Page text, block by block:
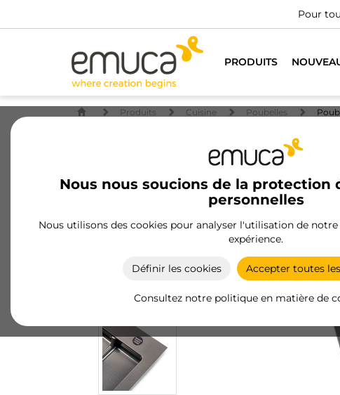
Pour
PRODUITS
Nous nous soucions de la protection
personnelles
Nous utilisons des cookies pour analyser l'utilisation de
expérience.
Définir les cookies Accepter toutes
Consultez notre politique en matière de
Produits Cuisine Poubelles